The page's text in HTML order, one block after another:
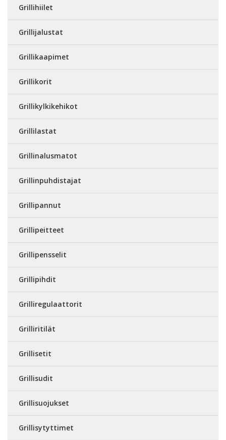
Grillihiilet
Grillijalustat
Grillikaapimet
Grillikorit
Grillikylkikehikot
Grillilastat
Grillinalusmatot
Grillinpuhdistajat
Grillipannut
Grillipeitteet
Grillipensselit
Grillipihdit
Grilliregulaattorit
Grilliritilät
Grillisetit
Grillisudit
Grillisuojukset
Grillisytyttimet